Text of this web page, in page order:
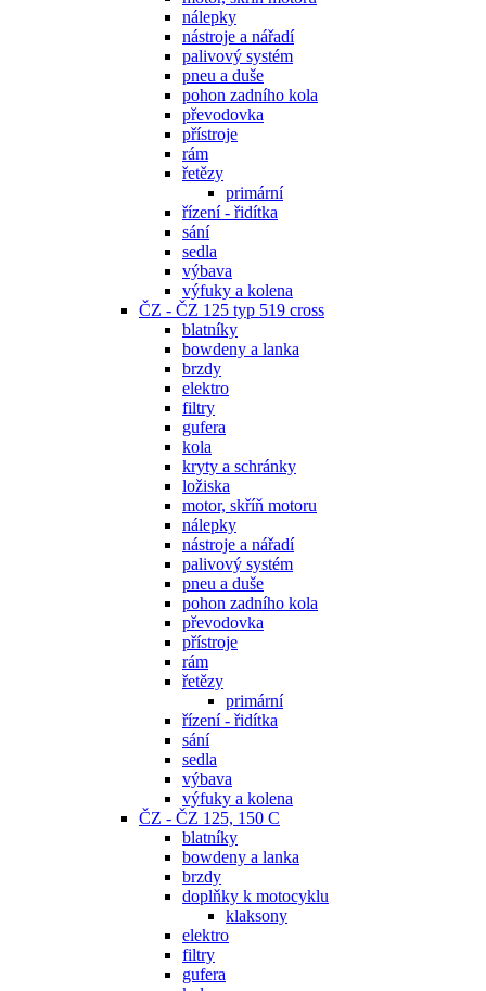
nálepky
nástroje a nářadí
palivový systém
pneu a duše
pohon zadního kola
převodovka
přístroje
rám
řetězy
primární
řízení - řidítka
sání
sedla
výbava
výfuky a kolena
ČZ - ČZ 125 typ 519 cross
blatníky
bowdeny a lanka
brzdy
elektro
filtry
gufera
kola
kryty a schránky
ložiska
motor, skříň motoru
nálepky
nástroje a nářadí
palivový systém
pneu a duše
pohon zadního kola
převodovka
přístroje
rám
řetězy
primární
řízení - řidítka
sání
sedla
výbava
výfuky a kolena
ČZ - ČZ 125, 150 C
blatníky
bowdeny a lanka
brzdy
doplňky k motocyklu
klaksony
elektro
filtry
gufera